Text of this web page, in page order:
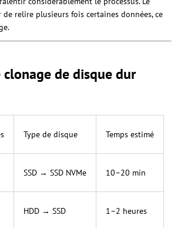
relire plusieurs fois certaines données, ce
de disque dur
Type de disque Temps estimé
SSD → SSD NVMe 10–20 min
HDD → SSD 1–2 heures